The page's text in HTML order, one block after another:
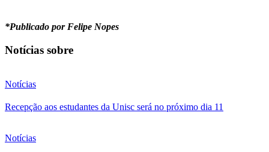
*Publicado por Felipe Nopes
Notícias sobre
Notícias
Recepção aos estudantes da Unisc será no próximo dia 11
Notícias